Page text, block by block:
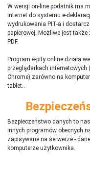
W wersji on-line podatnik ma
Internet do systemu e-
wydrukowania PIT-a i
papierowej. Możliwe jest także
PDF.
Program e-pity online działa
przeglądarkach internetowych
Chrome) zarówno na
tablet..
Bezpieczeństwo danych to
innych programów obecnych
zapisywane na serwerze -
komputerze użytkownika.